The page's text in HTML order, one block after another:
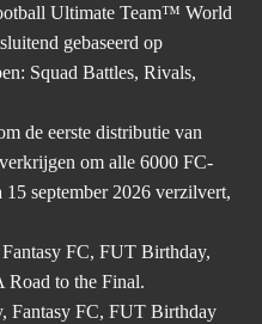
Ultimate Team™ World
gebaseerd op
Squad Battles, Rivals,
de eerste distributie van
om alle 6000 FC-
september 2026 verzilvert,
FC, FUT Birthday,
Road to the Final.
Fantasy FC, FUT Birthday